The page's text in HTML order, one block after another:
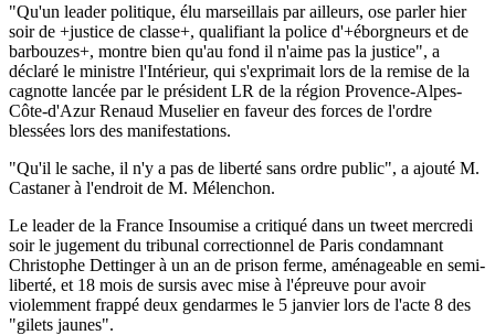
"Qu'un leader politique, élu marseillais par ailleurs, ose parler hier
soir de +justice de classe+, qualifiant la police d'+éborgneurs et de
barbouzes+, montre bien qu'au fond il n'aime pas la justice", a
déclaré le ministre l'Intérieur, qui s'exprimait lors de la remise de la
cagnotte lancée par le président LR de la région Provence-Alpes-
Côte-d'Azur Renaud Muselier en faveur des forces de l'ordre
blessées lors des manifestations.
"Qu'il le sache, il n'y a pas de liberté sans ordre public", a ajouté M.
Castaner à l'endroit de M. Mélenchon.
Le leader de la France Insoumise a critiqué dans un tweet mercredi
soir le jugement du tribunal correctionnel de Paris condamnant
Christophe Dettinger à un an de prison ferme, aménageable en semi-
liberté, et 18 mois de sursis avec mise à l'épreuve pour avoir
violemment frappé deux gendarmes le 5 janvier lors de l'acte 8 des
"gilets jaunes".